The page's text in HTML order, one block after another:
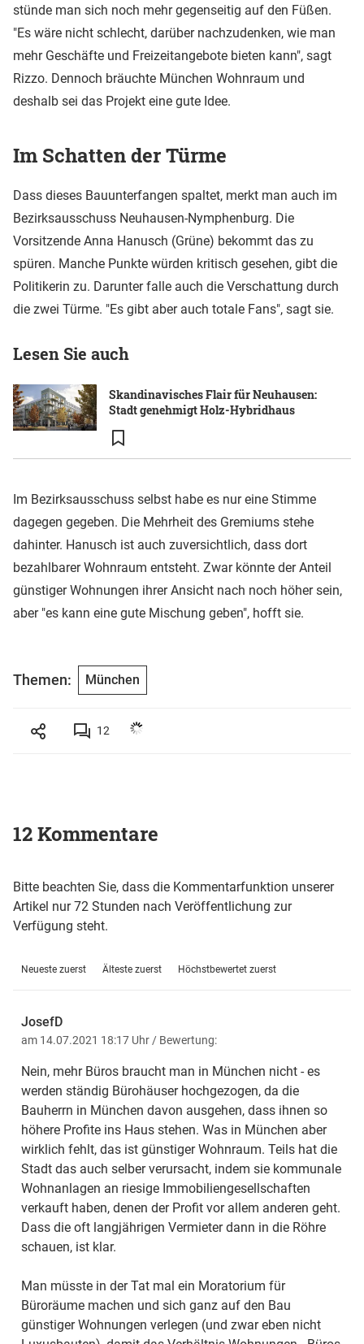
stünde man sich noch mehr gegenseitig auf den Füßen.
"Es wäre nicht schlecht, darüber nachzudenken, wie man
mehr Geschäfte und Freizeitangebote bieten kann", sagt
Rizzo. Dennoch bräuchte München Wohnraum und
deshalb sei das Projekt eine gute Idee.
Im Schatten der Türme
Dass dieses Bauunterfangen spaltet, merkt man auch im
Bezirksausschuss Neuhausen-Nymphenburg. Die
Vorsitzende Anna Hanusch (Grüne) bekommt das zu
spüren. Manche Punkte würden kritisch gesehen, gibt die
Politikerin zu. Darunter falle auch die Verschattung durch
die zwei Türme. "Es gibt aber auch totale Fans", sagt sie.
Lesen Sie auch
Skandinavisches Flair für Neuhausen:
Stadt genehmigt Holz-Hybridhaus
Im Bezirksausschuss selbst habe es nur eine Stimme
dagegen gegeben. Die Mehrheit des Gremiums stehe
dahinter. Hanusch ist auch zuversichtlich, dass dort
bezahlbarer Wohnraum entsteht. Zwar könnte der Anteil
günstiger Wohnungen ihrer Ansicht nach noch höher sein,
aber "es kann eine gute Mischung geben", hofft sie.
Themen: München
12
12 Kommentare
Bitte beachten Sie, dass die Kommentarfunktion unserer
Artikel nur 72 Stunden nach Veröffentlichung zur
Verfügung steht.
Neueste zuerst Älteste zuerst Höchstbewertet zuerst
JosefD
am 14.07.2021 18:17 Uhr / Bewertung:
Nein, mehr Büros braucht man in München nicht - es
werden ständig Bürohäuser hochgezogen, da die
Bauherrn in München davon ausgehen, dass ihnen so
höhere Profite ins Haus stehen. Was in München aber
wirklich fehlt, das ist günstiger Wohnraum. Teils hat die
Stadt das auch selber verursacht, indem sie kommunale
Wohnanlagen an riesige Immobiliengesellschaften
verkauft haben, denen der Profit vor allem anderen geht.
Dass die oft langjährigen Vermieter dann in die Röhre
schauen, ist klar.
Man müsste in der Tat mal ein Moratorium für
Büroräume machen und sich ganz auf den Bau
günstiger Wohnungen verlegen (und zwar eben nicht